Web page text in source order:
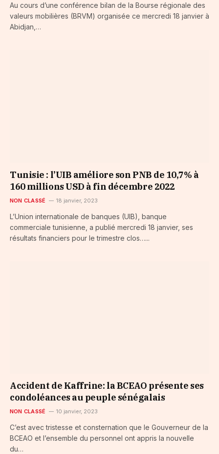
Au cours d’une conférence bilan de la Bourse régionale des
valeurs mobilières (BRVM) organisée ce mercredi 18 janvier à
Abidjan,…
Tunisie : l’UIB améliore son PNB de 10,7% à
160 millions USD à fin décembre 2022
NON CLASSÉ 18 janvier, 2023
L’Union internationale de banques (UIB), banque
commerciale tunisienne, a publié mercredi 18 janvier, ses
résultats financiers pour le trimestre clos…...
Accident de Kaffrine: la BCEAO présente ses
condoléances au peuple sénégalais
NON CLASSÉ 10 janvier, 2023
C’est avec tristesse et consternation que le Gouverneur de la
BCEAO et l’ensemble du personnel ont appris la nouvelle
du…